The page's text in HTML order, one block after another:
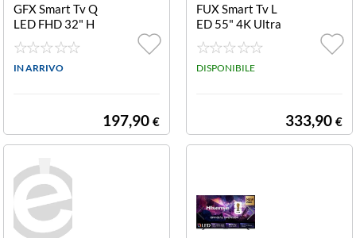
GFX Smart Tv Q
LED FHD 32" H
32S80GFX QLE
D SMART FHD
TV HA
IN ARRIVO
197,90 €
FUX Smart Tv L
ED 55" 4K Ultra
HD H55K85FU
X SMART 4K
DISPONIBILE
333,90 €